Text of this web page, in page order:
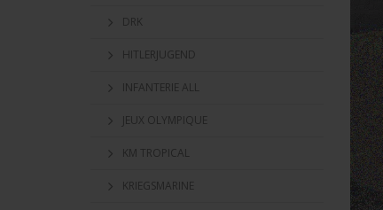
DRK
HITLERJUGEND
INFANTERIE ALL
JEUX OLYMPIQUE
KM TROPICAL
KRIEGSMARINE